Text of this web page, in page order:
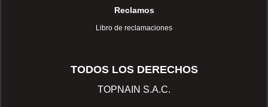
Reclamos
Libro de reclamaciones
TODOS LOS DERECHOS
TOPNAIN S.A.C.